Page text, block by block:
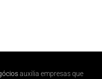
auxilia empresas que